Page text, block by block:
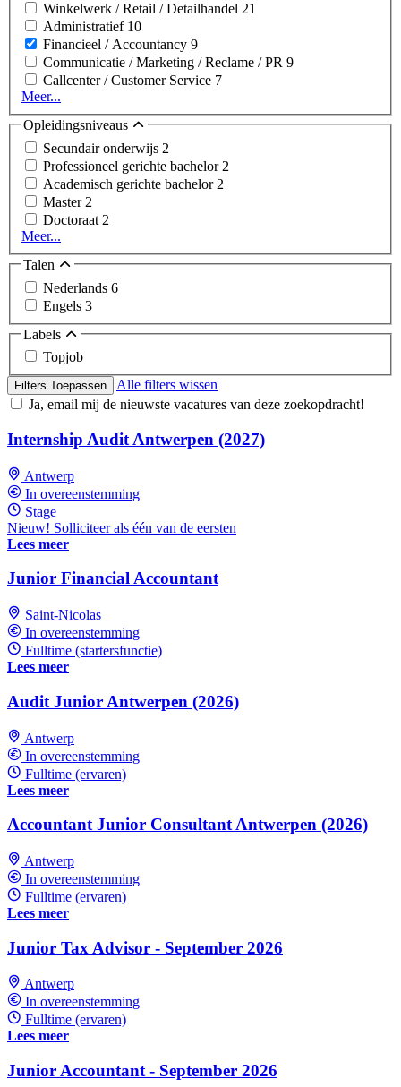
Winkelwerk / Retail / Detailhandel 21
Administratief 10
Financieel / Accountancy 9
Communicatie / Marketing / Reclame / PR 9
Callcenter / Customer Service 7
Meer...
Opleidingsniveaus
Secundair onderwijs 2
Professioneel gerichte bachelor 2
Academisch gerichte bachelor 2
Master 2
Doctoraat 2
Meer...
Talen
Nederlands 6
Engels 3
Labels
Topjob
Filters Toepassen
Alle filters wissen
Ja, email mij de nieuwste vacatures van deze zoekopdracht!
Internship Audit Antwerpen (2027)
Antwerp
In overeenstemming
Stage
Nieuw! Solliciteer als één van de eersten
Lees meer
Junior Financial Accountant
Saint-Nicolas
In overeenstemming
Fulltime (startersfunctie)
Lees meer
Audit Junior Antwerpen (2026)
Antwerp
In overeenstemming
Fulltime (ervaren)
Lees meer
Accountant Junior Consultant Antwerpen (2026)
Antwerp
In overeenstemming
Fulltime (ervaren)
Lees meer
Junior Tax Advisor - September 2026
Antwerp
In overeenstemming
Fulltime (ervaren)
Lees meer
Junior Accountant - September 2026